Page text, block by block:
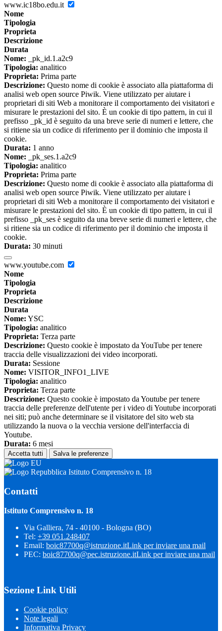
www.ic18bo.edu.it
Nome
Tipologia
Proprieta
Descrizione
Durata
Nome: _pk_id.1.a2c9
Tipologia: analitico
Proprieta: Prima parte
Descrizione: Questo nome di cookie è associato alla piattaforma di
analisi web open source Piwik. Viene utilizzato per aiutare i
proprietari di siti Web a monitorare il comportamento dei visitatori e
misurare le prestazioni del sito. È un cookie di tipo pattern, in cui il
prefisso _pk_id è seguito da una breve serie di numeri e lettere, che
si ritiene sia un codice di riferimento per il dominio che imposta il
cookie.
Durata: 1 anno
Nome: _pk_ses.1.a2c9
Tipologia: analitico
Proprieta: Prima parte
Descrizione: Questo nome di cookie è associato alla piattaforma di
analisi web open source Piwik. Viene utilizzato per aiutare i
proprietari di siti Web a monitorare il comportamento dei visitatori e
misurare le prestazioni del sito. È un cookie di tipo pattern, in cui il
prefisso _pk_ses è seguito da una breve serie di numeri e lettere, che
si ritiene sia un codice di riferimento per il dominio che imposta il
cookie.
Durata: 30 minuti
www.youtube.com
Nome
Tipologia
Proprieta
Descrizione
Durata
Nome: YSC
Tipologia: analitico
Proprieta: Terza parte
Descrizione: Questo cookie è impostato da YouTube per tenere
traccia delle visualizzazioni dei video incorporati.
Durata: Sessione
Nome: VISITOR_INFO1_LIVE
Tipologia: analitico
Proprieta: Terza parte
Descrizione: Questo cookie è impostato da Youtube per tenere
traccia delle preferenze dell'utente per i video di Youtube incorporati
nei siti; può anche determinare se il visitatore del sito web sta
utilizzando la nuova o la vecchia versione dell'interfaccia di
Youtube.
Durata: 6 mesi
Accetta tutti Salva le preferenze
Istituto Comprensivo n. 18
Contatti
Istituto Comprensivo n. 18
Via Galliera, 74 - 40100 - Bologna (BO)
Tel: +39 051.248407
Email: boic87700q@istruzione.itLink per inviare una mail
PEC: boic87700q@pec.istruzione.itLink per inviare una mail
Sezione Link Utili
Cookie policy
Note legali
Informativa Privacy